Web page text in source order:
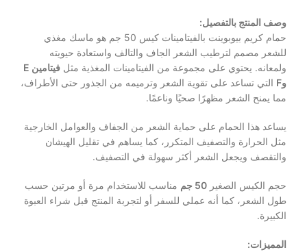
وصف المنتج بالتفصيل:
حمام كريم بيوبوينت بالفيتامينات كيس 50 جم هو ماسك مغذي
للشعر مصمم لترطيب الشعر الجاف والتالف واستعادة حيويته
ولمعانه. يحتوي على مجموعة من الفيتامينات المغذية مثل
فيتامين E
وF
التي تساعد على تقوية الشعر وترميمه من الجذور حتى الأطراف،
مما يمنح الشعر مظهرًا صحيًا وناعمًا.
يساعد هذا الحمام على حماية الشعر من الجفاف والعوامل الخارجية
مثل الحرارة والتصفيف المتكرر، كما يساهم في تقليل الهيشان
والتقصف ويجعل الشعر أكثر سهولة في التصفيف.
حجم الكيس الصغير 50 جم
مناسب للاستخدام مرة أو مرتين حسب
طول الشعر، كما أنه عملي للسفر أو لتجربة المنتج قبل شراء العبوة
الكبيرة.
المميزات: